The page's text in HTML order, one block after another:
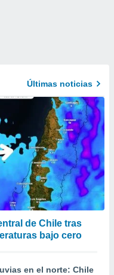
Últimas noticias
de Chile tras
bajo cero
en el norte: Chile